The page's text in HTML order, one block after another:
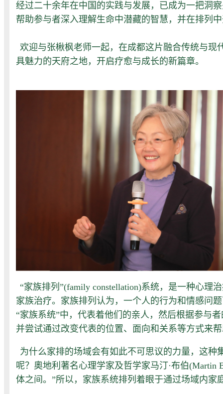
经过二十余年在中国的实践与发展，已成为一把洞
帮助参与者深入理解生命中潜藏的智慧，并在排列
欢迎与张楸枫老师一起，在成都这片融合传统与
具魅力的天府之地，开启疗愈与成长的新篇章。
“家族排列”(family constellation)系统，是一种心理
家族治疗。家族排列认为，一个人的行为和情感问
“家族系统”中，代表着他们的亲人，然后根据参与
并尝试通过改变代表的位置、面向和关系等方式来
为什么家排的场域会有如此不可思议的力量，这
呢？奧地利著名心理学家及哲学家马汀·布伯
体之间。”所以，家族系统排列着眼于通过场域内